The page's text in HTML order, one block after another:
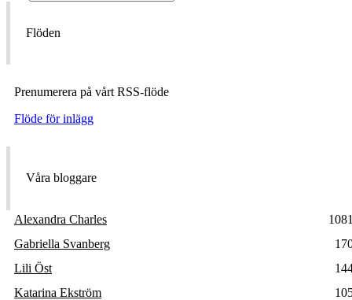
Flöden
Prenumerera på vårt RSS-flöde
Flöde för inlägg
Våra bloggare
Alexandra Charles
Gabriella Svanberg
Lili Öst
Katarina Ekström